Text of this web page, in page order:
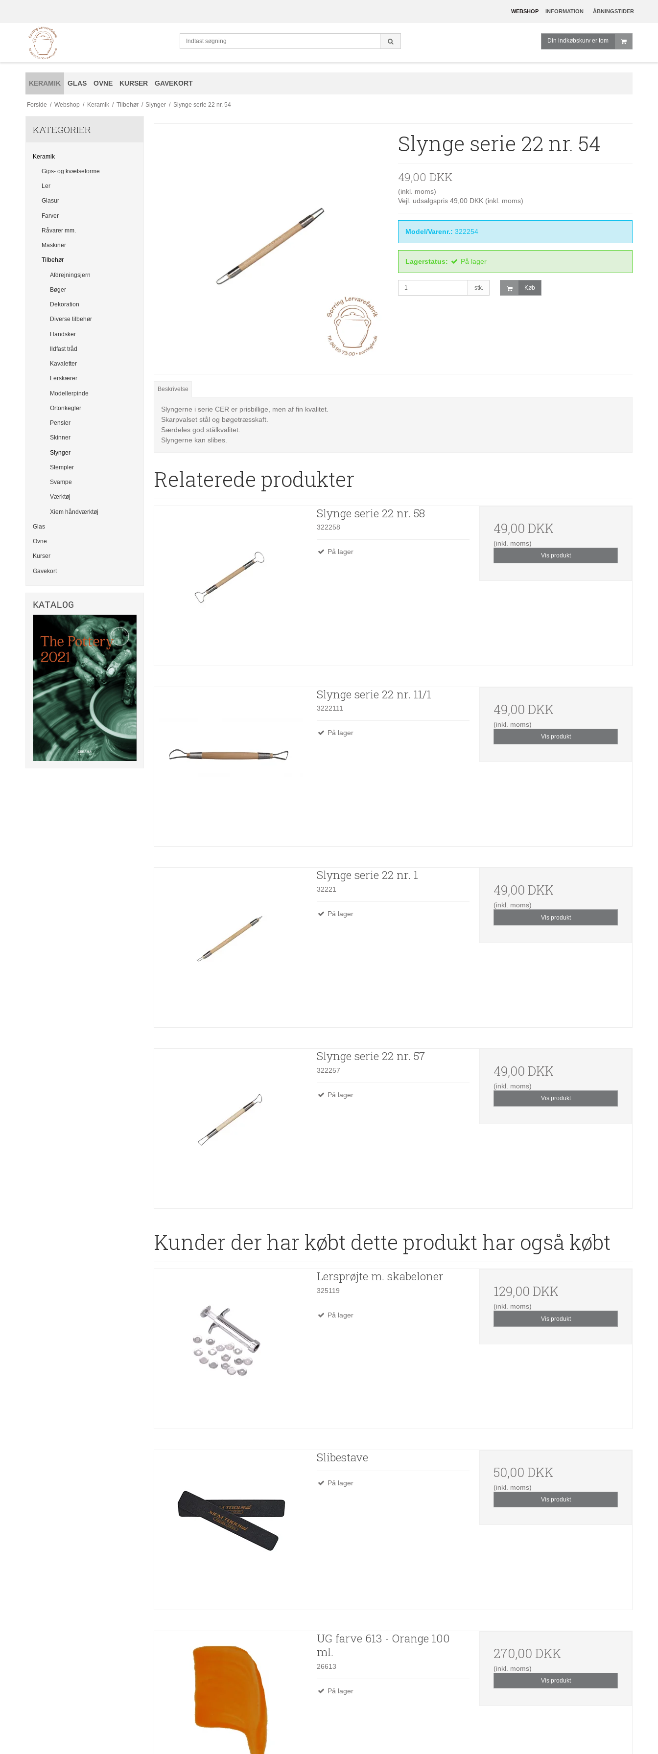
WEBSHOP INFORMATION ÅBNINGSTIDER
Din indkøbskurv er tom
KERAMIK GLAS OVNE KURSER GAVEKORT
Forside / Webshop / Keramik / Tilbehør / Slynger / Slynge serie 22 nr. 54
KATEGORIER
Keramik
Gips- og kvætseforme
Ler
Glasur
Farver
Råvarer mm.
Maskiner
Tilbehør
Afdrejningsjern
Bøger
Dekoration
Diverse tilbehør
Handsker
Ildfast tråd
Kavaletter
Lerskærer
Modellerpinde
Ortonkegler
Pensler
Skinner
Slynger
Stempler
Svampe
Værktøj
Xiem håndværktøj
Glas
Ovne
Kurser
Gavekort
KATALOG
Slynge serie 22 nr. 54
49,00 DKK
(inkl. moms)
Vejl. udsalgspris 49,00 DKK (inkl. moms)
Model/Varenr.: 322254
Lagerstatus: På lager
stk. Køb
Beskrivelse
Slyngerne i serie CER er prisbillige, men af fin kvalitet.
Skarpvalset stål og bøgetræsskaft.
Særdeles god stålkvalitet.
Slyngerne kan slibes.
Relaterede produkter
Slynge serie 22 nr. 58
322258
På lager
49,00 DKK
(inkl. moms)
Vis produkt
Slynge serie 22 nr. 11/1
3222111
På lager
49,00 DKK
(inkl. moms)
Vis produkt
Slynge serie 22 nr. 1
32221
På lager
49,00 DKK
(inkl. moms)
Vis produkt
Slynge serie 22 nr. 57
322257
På lager
49,00 DKK
(inkl. moms)
Vis produkt
Kunder der har købt dette produkt har også købt
Lersprøjte m. skabeloner
325119
På lager
129,00 DKK
(inkl. moms)
Vis produkt
Slibestave
På lager
50,00 DKK
(inkl. moms)
Vis produkt
UG farve 613 - Orange 100
ml.
26613
På lager
270,00 DKK
(inkl. moms)
Vis produkt